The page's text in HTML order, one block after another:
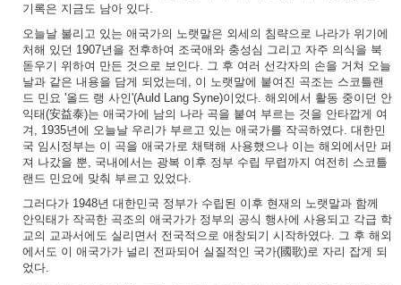
기록은 지금도 남아 있다.
오늘날 불리고 있는 애국가의 노랫말은 외세의 침략으로 나라가 위기에
처해 있던 1907년을 전후하여 조국애와 충성심 그리고 자주 의식을 북
돋우기 위하여 만든 것으로 보인다. 그 후 여러 선각자의 손을 거쳐 오늘
날과 같은 내용을 담게 되었는데, 이 노랫말에 붙여진 곡조는 스코틀랜
드 민요 '올드 랭 사인'(Auld Lang Syne)이었다. 해외에서 활동 중이던 안
익태(安益泰)는 애국가에 남의 나라 곡을 붙여 부르는 것을 안타깝게 여
겨, 1935년에 오늘날 우리가 부르고 있는 애국가를 작곡하였다. 대한민
국 임시정부는 이 곡을 애국가로 채택해 사용했으나 이는 해외에서만 퍼
져 나갔을 뿐, 국내에서는 광복 이후 정부 수립 무렵까지 여전히 스코틀
랜드 민요에 맞춰 부르고 있었다.
그러다가 1948년 대한민국 정부가 수립된 이후 현재의 노랫말과 함께
안익태가 작곡한 곡조의 애국가가 정부의 공식 행사에 사용되고 각급 학
교의 교과서에도 실리면서 전국적으로 애창되기 시작하였다. 그 후 해외
에서도 이 애국가가 널리 전파되어 실질적인 국가(國歌)로 자리 잡게 되
었다.